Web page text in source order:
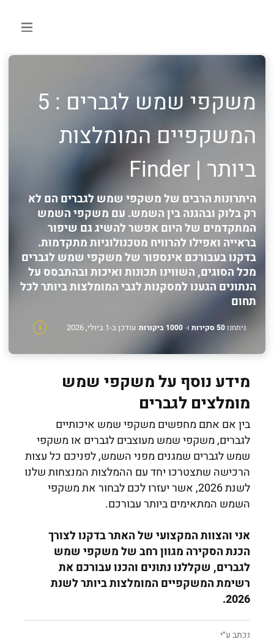
משקפי שמש לגברים : 5
המשקפיים המומלצות
ביותר | Finder
היתרונות הרבים של משקפי שמש לגברים הם לא
רק בלוק ובהגנה בין השמש. עם משקפי השמש
המתקדמים של היום אפשר להשיג גם שיפור
בראייה ואפילו להרוויח מטכנולוגיות מתקדמות.
בדקנו בעבורכם אינספור של משקפי שמש לגברים
מכל הסוגים, השווינו תכונות ואיכות ובהתבסס על
הנתונים הגענו למסקנות לגבי המומלצות ביותר לכל
תחום
ניתחנו50 סקירות ו- 1000 ביקורות i עודכן ב-1 ביולי, 2026
מידע נוסף על משקפי שמש
מומלצים לגברים
בין אם אתם מחפשים משקפי שמש איכותיים
לגברים, משקפי שמש מעוצבים לגברים או משקפי
שמש לגברים שמגנים מפני השמש, לפניכם כל עצות
הרכישה שתצטרכו יחד עם ההמלצות המנצחות שלנו
לשנת 2026, אשר יעזרו לכם לבחור את משקפי
השמש המתאימים ביותר עבורכם.
אני והצוות המקצועי של האתר בדקנו לצורך
הכנת הסקירה מגוון רחב של משקפי שמש
לגברים, שקללנו נתונים והכנו עבורכם את
רשימת המשקפיים המומלצות ביותר לשנת
2026.
נכתב ע״י